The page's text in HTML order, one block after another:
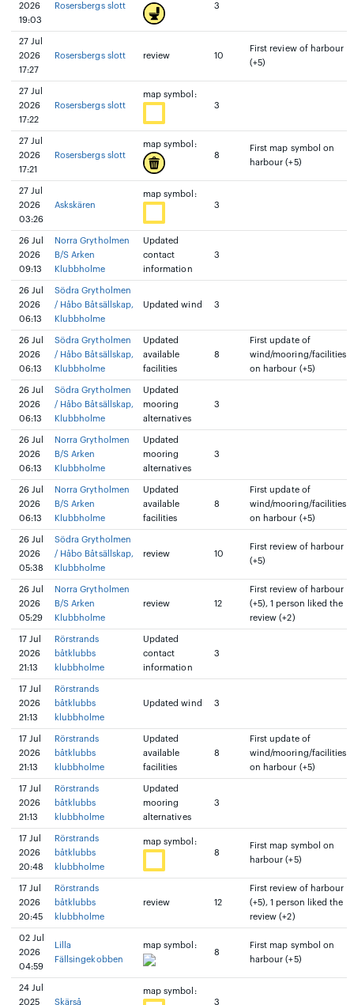
2026
19:03
Rosersbergs slott
3
27 Jul
2026
17:27
Rosersbergs slott review 10
First review of harbour
(+5)
27 Jul
2026
17:22
Rosersbergs slott
map symbol:
3
27 Jul
2026
17:21
Rosersbergs slott
map symbol:
8
First map symbol on
harbour (+5)
27 Jul
2026
03:26
Askskären
map symbol:
3
26 Jul
2026
09:13
Norra Grytholmen
B/S Arken
Klubbholme
Updated
contact
information
3
26 Jul
2026
06:13
Södra Grytholmen
/ Håbo Båtsällskap,
Klubbholme
Updated wind 3
26 Jul
2026
06:13
Södra Grytholmen
/ Håbo Båtsällskap,
Klubbholme
Updated
available
facilities
8
First update of
wind/mooring/facilities
on harbour (+5)
26 Jul
2026
06:13
Södra Grytholmen
/ Håbo Båtsällskap,
Klubbholme
Updated
mooring
alternatives
3
26 Jul
2026
06:13
Norra Grytholmen
B/S Arken
Klubbholme
Updated
mooring
alternatives
3
26 Jul
2026
06:13
Norra Grytholmen
B/S Arken
Klubbholme
Updated
available
facilities
8
First update of
wind/mooring/facilities
on harbour (+5)
26 Jul
2026
05:38
Södra Grytholmen
/ Håbo Båtsällskap,
Klubbholme
review 10
First review of harbour
(+5)
26 Jul
2026
05:29
Norra Grytholmen
B/S Arken
Klubbholme
review 12
First review of harbour
(+5), 1 person liked the
review (+2)
17 Jul
2026
21:13
Rörstrands
båtklubbs
klubbholme
Updated
contact
information
3
17 Jul
2026
21:13
Rörstrands
båtklubbs
klubbholme
Updated wind 3
17 Jul
2026
21:13
Rörstrands
båtklubbs
klubbholme
Updated
available
facilities
8
First update of
wind/mooring/facilities
on harbour (+5)
17 Jul
2026
21:13
Rörstrands
båtklubbs
klubbholme
Updated
mooring
alternatives
3
17 Jul
2026
20:48
Rörstrands
båtklubbs
klubbholme
map symbol:
8
First map symbol on
harbour (+5)
17 Jul
2026
20:45
Rörstrands
båtklubbs
klubbholme
review 12
First review of harbour
(+5), 1 person liked the
review (+2)
02 Jul
2026
04:59
Lilla
Fällsingekobben
map symbol:
8
First map symbol on
harbour (+5)
24 Jul
2025
Skärså
map symbol:
3